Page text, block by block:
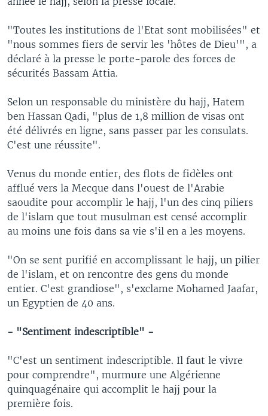
"Toutes les institutions de l'Etat sont mobilisées" et
"nous sommes fiers de servir les 'hôtes de Dieu'", a
déclaré à la presse le porte-parole des forces de
sécurités Bassam Attia.
Selon un responsable du ministère du hajj, Hatem
ben Hassan Qadi, "plus de 1,8 million de visas ont
été délivrés en ligne, sans passer par les consulats.
C'est une réussite".
Venus du monde entier, des flots de fidèles ont
afflué vers la Mecque dans l'ouest de l'Arabie
saoudite pour accomplir le hajj, l'un des cinq piliers
de l'islam que tout musulman est censé accomplir
au moins une fois dans sa vie s'il en a les moyens.
"On se sent purifié en accomplissant le hajj, un pilier
de l'islam, et on rencontre des gens du monde
entier. C'est grandiose", s'exclame Mohamed Jaafar,
un Egyptien de 40 ans.
- "Sentiment indescriptible" -
"C'est un sentiment indescriptible. Il faut le vivre
pour comprendre", murmure une Algérienne
quinquagénaire qui accomplit le hajj pour la
première fois.